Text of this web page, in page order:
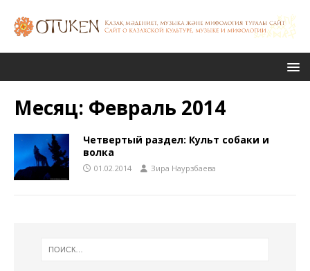
Месяц: Февраль 2014
Четвертый раздел: Культ собаки и
волка
01.02.2014 Зира Наурзбаева